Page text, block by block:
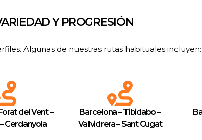
Y PROGRESIÓN
Algunas de nuestras rutas habituales incluyen:
del Vent –
Cerdanyola
Barcelona – Tibidabo –
Vallvidrera – Sant Cugat